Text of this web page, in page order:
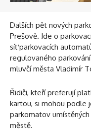
Dalších pět nových
Prešově. Jde o
síť parkovacích
regulovaného
mluvčí města Vladimír
Řidiči, kteří preferují
kartou, si mohou podle
parkomatov
městě.